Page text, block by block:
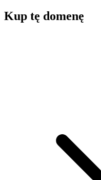
Kup tę domenę